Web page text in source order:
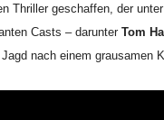
Thriller geschaffen, der
Casts – darunter Tom
nach einem grausamen